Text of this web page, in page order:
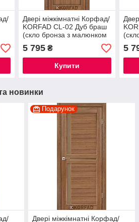
Двері міжкімнатні Корфад/
KORFAD CL-02 Дуб браш
(скло бронза з малюнком
М1/М2)
5 795₴
Купити
M1/
5
новинки
Подарунок
Двері міжкімнатні Корфад/